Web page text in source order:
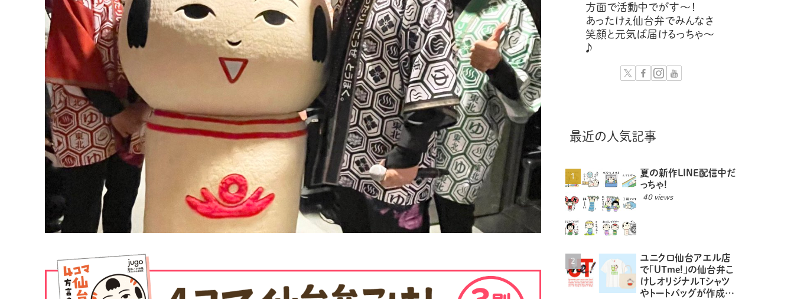
方面で活動中でがす〜！
あったけぇ仙台弁でみんなさ
笑顔と元気ば届けるっちゃ～
♪
最近の人気記事
夏の新作LINE配信中だ
っちゃ!
40 views
ユニクロ仙台アエル店
で「UTme!」の仙台弁こ
けしオリジナルTシャツ
やトートバッグが作成で